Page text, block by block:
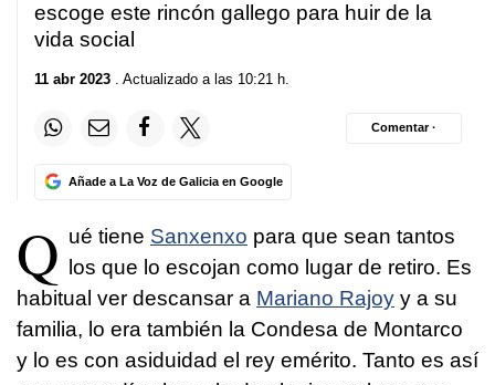
escoge este rincón gallego para huir de la
vida social
11 abr 2023 . Actualizado a las 10:21 h.
Añade a La Voz de Galicia en Google
Comentar ·
Q ué tiene Sanxenxo para que sean tantos
los que lo escojan como lugar de retiro. Es
habitual ver descansar a Mariano Rajoy y a su
familia, lo era también la Condesa de Montarco
y lo es con asiduidad el rey emérito. Tanto es así